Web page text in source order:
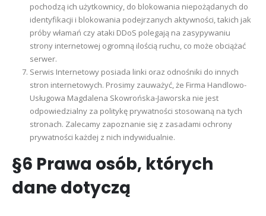
pochodzą ich użytkownicy, do blokowania niepożądanych do
identyfikacji i blokowania podejrzanych aktywności, takich jak
próby włamań czy ataki DDoS polegają na zasypywaniu
strony internetowej ogromną ilością ruchu, co może obciążać
serwer.
Serwis Internetowy posiada linki oraz odnośniki do innych
stron internetowych. Prosimy zauważyć, że Firma Handlowo-
Usługowa Magdalena Skowrońska-Jaworska nie jest
odpowiedzialny za politykę prywatności stosowaną na tych
stronach. Zalecamy zapoznanie się z zasadami ochrony
prywatności każdej z nich indywidualnie.
§6 Prawa osób, których
dane dotyczą